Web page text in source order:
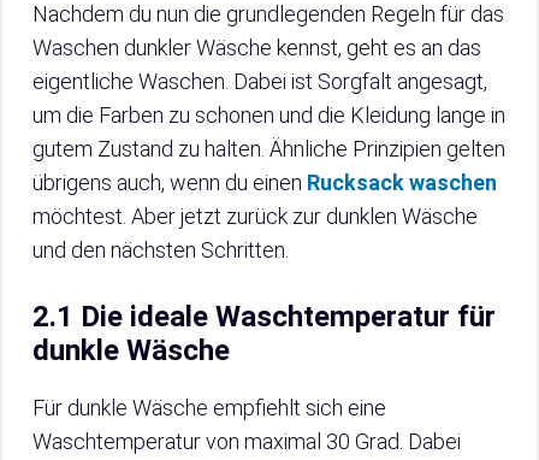
Nachdem du nun die grundlegenden Regeln für das
Waschen dunkler Wäsche kennst, geht es an das
eigentliche Waschen. Dabei ist Sorgfalt angesagt,
um die Farben zu schonen und die Kleidung lange in
gutem Zustand zu halten. Ähnliche Prinzipien gelten
übrigens auch, wenn du einen Rucksack waschen
möchtest. Aber jetzt zurück zur dunklen Wäsche
und den nächsten Schritten.
2.1 Die ideale Waschtemperatur für
dunkle Wäsche
Für dunkle Wäsche empfiehlt sich eine
Waschtemperatur von maximal 30 Grad. Dabei